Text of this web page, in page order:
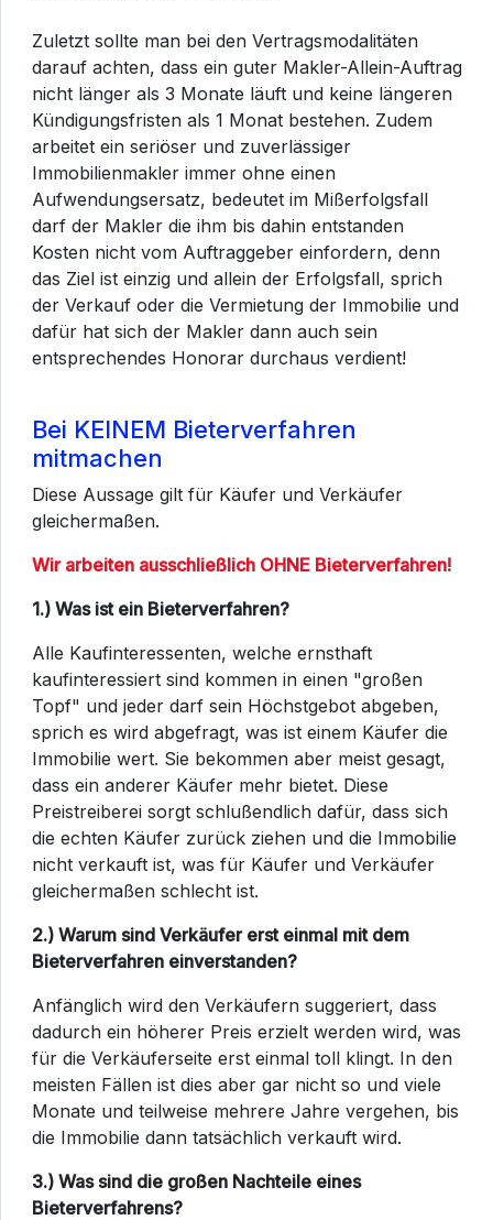
Zuletzt sollte man bei den Vertragsmodalitäten
darauf achten, dass ein guter Makler-Allein-Auftrag
nicht länger als 3 Monate läuft und keine längeren
Kündigungsfristen als 1 Monat bestehen. Zudem
arbeitet ein seriöser und zuverlässiger
Immobilienmakler immer ohne einen
Aufwendungsersatz, bedeutet im Mißerfolgsfall
darf der Makler die ihm bis dahin entstanden
Kosten nicht vom Auftraggeber einfordern, denn
das Ziel ist einzig und allein der Erfolgsfall, sprich
der Verkauf oder die Vermietung der Immobilie und
dafür hat sich der Makler dann auch sein
entsprechendes Honorar durchaus verdient!
Bei KEINEM Bieterverfahren
mitmachen
Diese Aussage gilt für Käufer und Verkäufer
gleichermaßen.
Wir arbeiten ausschließlich OHNE Bieterverfahren!
1.) Was ist ein Bieterverfahren?
Alle Kaufinteressenten, welche ernsthaft
kaufinteressiert sind kommen in einen "großen
Topf" und jeder darf sein Höchstgebot abgeben,
sprich es wird abgefragt, was ist einem Käufer die
Immobilie wert. Sie bekommen aber meist gesagt,
dass ein anderer Käufer mehr bietet. Diese
Preistreiberei sorgt schlußendlich dafür, dass sich
die echten Käufer zurück ziehen und die Immobilie
nicht verkauft ist, was für Käufer und Verkäufer
gleichermaßen schlecht ist.
2.) Warum sind Verkäufer erst einmal mit dem
Bieterverfahren einverstanden?
Anfänglich wird den Verkäufern suggeriert, dass
dadurch ein höherer Preis erzielt werden wird, was
für die Verkäuferseite erst einmal toll klingt. In den
meisten Fällen ist dies aber gar nicht so und viele
Monate und teilweise mehrere Jahre vergehen, bis
die Immobilie dann tatsächlich verkauft wird.
3.) Was sind die großen Nachteile eines
Bieterverfahrens?